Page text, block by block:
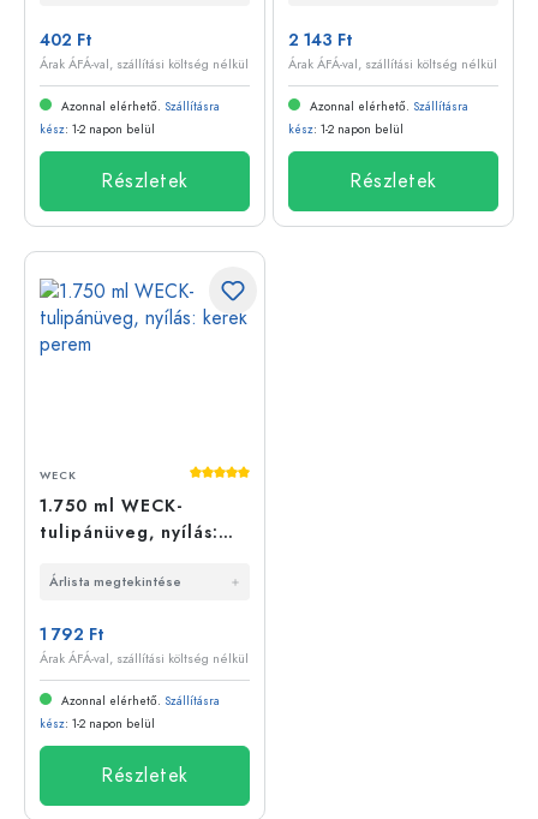
402 Ft
Árak ÁFÁ-val, szállítási költség nélkül
Azonnal elérhető. Szállításra
kész: 1-2 napon belül
Részletek
2 143 Ft
Árak ÁFÁ-val, szállítási költség nélkül
Azonnal elérhető. Szállításra
kész: 1-2 napon belül
Részletek
Átlagos értékelés 5 a 5 csillagból
WECK
1.750 ml WECK-
tulipánüveg, nyílás:
Árlista megtekintése
1 792 Ft
Árak ÁFÁ-val, szállítási költség nélkül
Azonnal elérhető. Szállításra
kész: 1-2 napon belül
Részletek